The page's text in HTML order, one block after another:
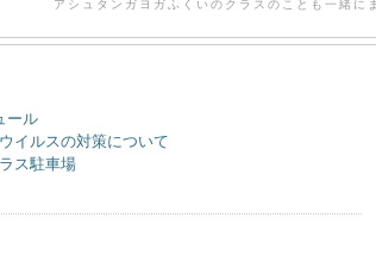
アシュタンガヨガふくいのクラスのことも一緒に
ール
イルスの対策について
ス駐車場